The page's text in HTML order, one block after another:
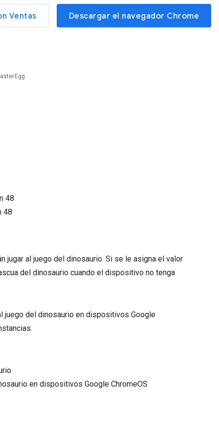
Ventas Descargar el navegador Chrome
48
48
jugar al juego del dinosaurio. Si se le asigna el valor
del dinosaurio cuando el dispositivo no tenga
juego del dinosaurio en dispositivos Google
en dispositivos Google ChromeOS